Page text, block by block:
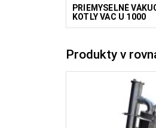
PRIEMYSELNÉ
KOTLY VAC U 1000
Produkty v